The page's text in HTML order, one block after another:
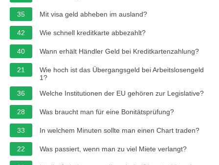
35 Mit visa geld abheben im ausland?
42 Wie schnell kreditkarte abbezahlt?
40 Wann erhält Händler Geld bei Kreditkartenzahlung?
21
Wie hoch ist das Übergangsgeld bei Arbeitslosengeld
1?
36
Welche Institutionen der EU gehören zur Legislative?
28 Was braucht man für eine Bonitätsprüfung?
33 In welchem Minuten sollte man einen Chart traden?
22 Was passiert, wenn man zu viel Miete verlangt?